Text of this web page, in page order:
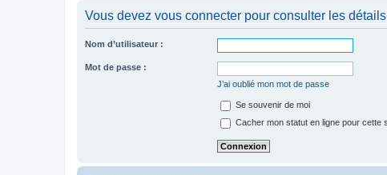
Vous devez vous connecter pour consulter les
Nom d’utilisateur :
Mot de passe :
J’ai oublié mon mot de passe
Se souvenir de moi
Cacher mon statut en ligne pour cette